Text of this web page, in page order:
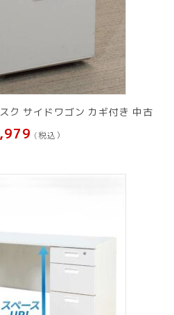
ク サイドワゴン カギ付き 中古
(税込）